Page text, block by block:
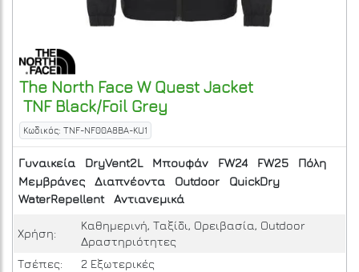
The North Face W Quest Jacket
TNF Black/Foil Grey
Κωδικός: TNF-NF00A8BA-KU1
Γυναικεία DryVent2L Μπουφάν FW24 FW25
Πόλη
Μεμβράνες
Διαπνέοντα Outdoor
QuickDry
WaterRepellent
Αντιανεμικά
Χρήση:
Καθημερινή, Ταξίδι, Ορειβασία, Outdoor
Δραστηριότητες
Τσέπες:
2 Εξωτερικές